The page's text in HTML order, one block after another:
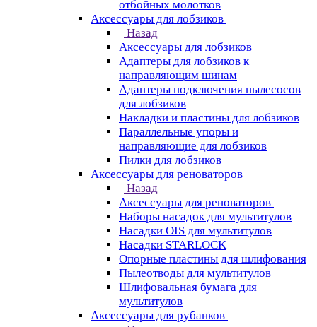
отбойных молотков
Аксессуары для лобзиков
Назад
Аксессуары для лобзиков
Адаптеры для лобзиков к
направляющим шинам
Адаптеры подключения пылесосов
для лобзиков
Накладки и пластины для лобзиков
Параллельные упоры и
направляющие для лобзиков
Пилки для лобзиков
Аксессуары для реноваторов
Назад
Аксессуары для реноваторов
Наборы насадок для мультитулов
Насадки OIS для мультитулов
Насадки STARLOCK
Опорные пластины для шлифования
Пылеотводы для мультитулов
Шлифовальная бумага для
мультитулов
Аксессуары для рубанков